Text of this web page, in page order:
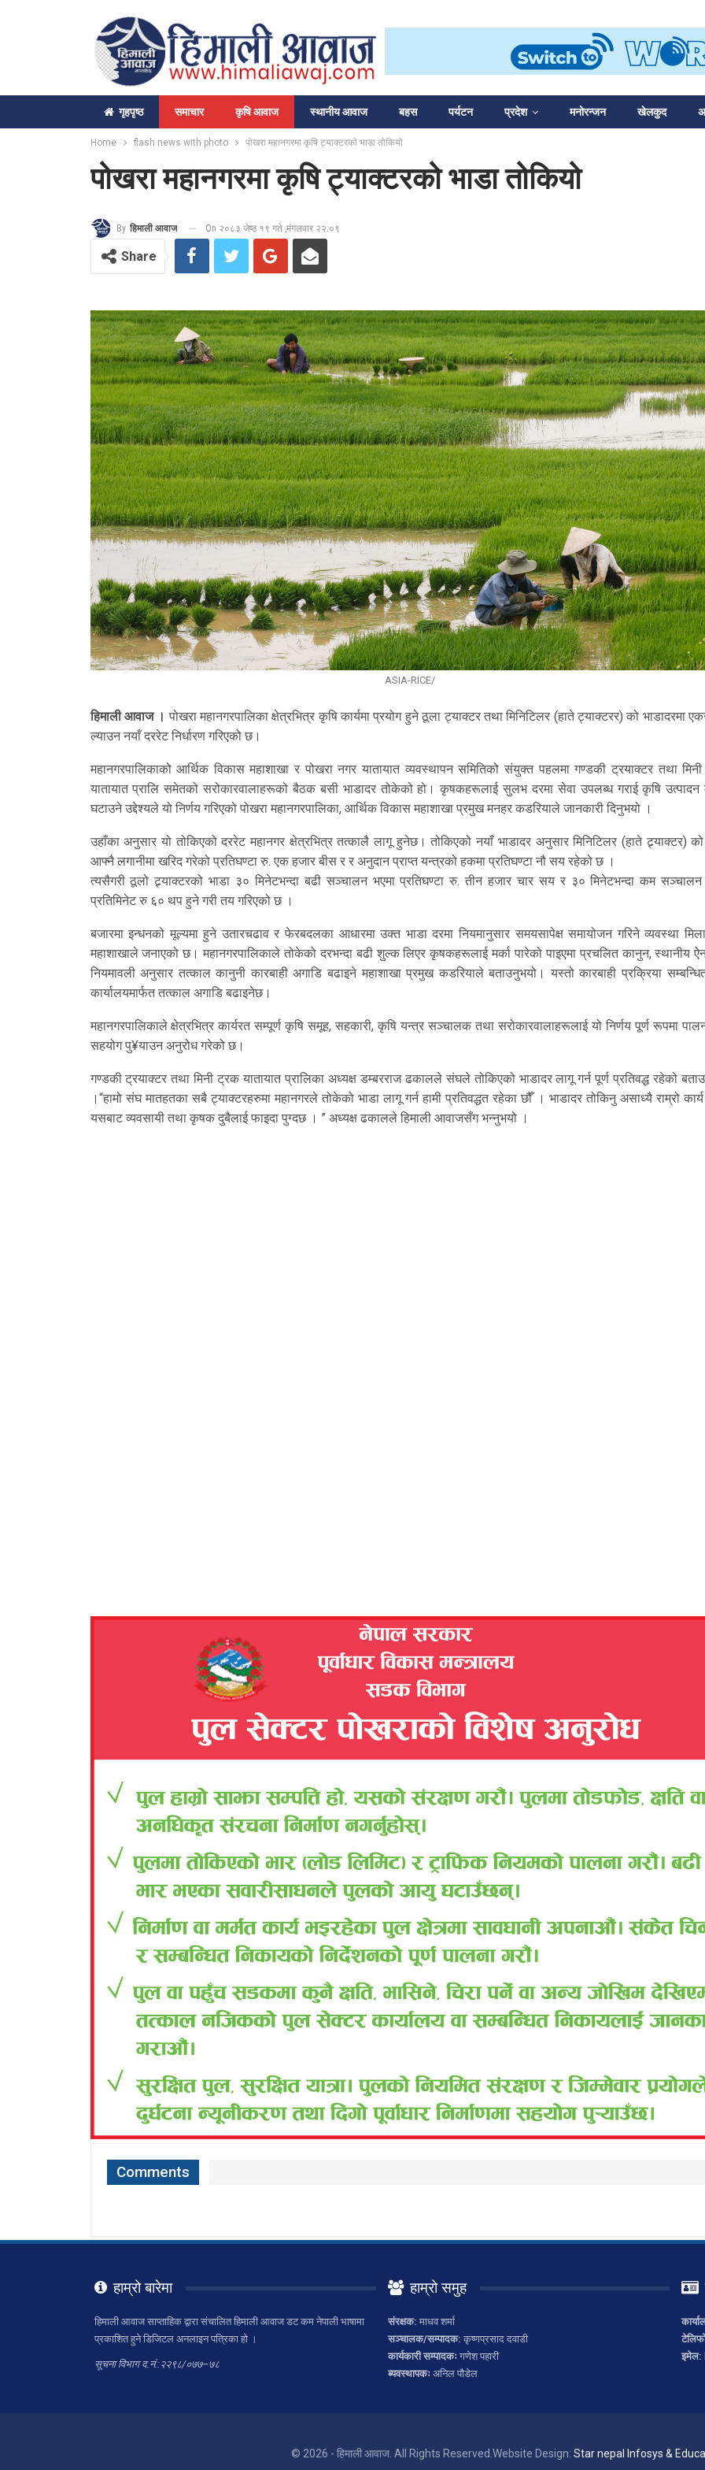
गृहपृष्‍ठ समाचार कृषि आवाज स्थानीय आवाज बहस पर्यटन प्रदेश मनोरन्जन खेलकुद
Home flash news with photo पोखरा महानगरमा कृषि ट्याक्टरको भाडा तोकियो
पोखरा महानगरमा कृषि ट्याक्टरको भाडा तोकियो
By हिमाली आवाज On २०८३ जेष्ठ १९ गते ,मंगलवार २२:०९
Share
ASIA-RICE/
हिमाली आवाज । पोखरा महानगरपालिका क्षेत्रभित्र कृषि कार्यमा प्रयोग हुने ठूला ट्याक्टर तथा मिनिटिलर (हाते ट्याक्टरर) को भाडादरमा
ल्याउन नयाँ दररेट निर्धारण गरिएको छ।
महानगरपालिकाको आर्थिक विकास महाशाखा र पोखरा नगर यातायात व्यवस्थापन समितिको संयुक्त पहलमा गण्डकी ट्रयाक्टर तथा
यातायात प्रालि समेतको सरोकारवालाहरूको बैठक बसी भाडादर तोकेको हो। कृषकहरूलाई सुलभ दरमा सेवा उपलब्ध गराई कृषि उत्पादन
घटाउने उद्देश्यले यो निर्णय गरिएको पोखरा महानगरपालिका, आर्थिक विकास महाशाखा प्रमुख मनहर कडरियाले जानकारी दिनुभयो ।
उहाँका अनुसार यो तोकिएको दररेट महानगर क्षेत्रभित्र तत्कालै लागू हुनेछ। तोकिएको नयाँ भाडादर अनुसार मिनिटिलर (हाते ट्र्याक्टर) को
आफ्नै लगानीमा खरिद गरेको प्रतिघण्टा रु. एक हजार बीस र र अनुदान प्राप्त यन्त्रको हकमा प्रतिघण्टा नौ सय रहेको छ ।
त्यसैगरी ठूलो ट्र्याक्टरको भाडा ३० मिनेटभन्दा बढी सञ्चालन भएमा प्रतिघण्टा रु. तीन हजार चार सय र ३० मिनेटभन्दा कम सञ्चालन
प्रतिमिनेट रु ६० थप हुने गरी तय गरिएको छ ।
बजारमा इन्धनको मूल्यमा हुने उतारचढाव र फेरबदलका आधारमा उक्त भाडा दरमा नियमानुसार समयसापेक्ष समायोजन गरिने व्यवस्था
महाशाखाले जनाएको छ। महानगरपालिकाले तोकेको दरभन्दा बढी शुल्क लिएर कृषकहरूलाई मर्का पारेको पाइएमा प्रचलित कानुन, स्थानीय
नियमावली अनुसार तत्काल कानुनी कारबाही अगाडि बढाइने महाशाखा प्रमुख कडरियाले बताउनुभयो। यस्तो कारबाही प्रक्रिया
कार्यालयमार्फत तत्काल अगाडि बढाइनेछ।
महानगरपालिकाले क्षेत्रभित्र कार्यरत सम्पूर्ण कृषि समूह, सहकारी, कृषि यन्त्र सञ्चालक तथा सरोकारवालाहरूलाई यो निर्णय पूर्ण रूपमा
सहयोग पु¥याउन अनुरोध गरेको छ।
गण्डकी ट्रयाक्टर तथा मिनी ट्रक यातायात प्रालिका अध्यक्ष डम्बरराज ढकालले संघले तोकिएको भाडादर लागू गर्न पूर्ण प्रतिवद्ध रहेको
।“हामो संघ मातहतका सबै ट्याक्टरहरुमा महानगरले तोकेको भाडा लागू गर्न हामी प्रतिवद्धत रहेका छौँ । भाडादर तोकिनु असाध्यै राम्रो
यसबाट व्यवसायी तथा कृषक दुबैलाई फाइदा पुग्दछ । ” अध्यक्ष ढकालले हिमाली आवाजसँग भन्नुभयो ।
Comments
हाम्रो बारेमा
हिमाली आवाज साप्ताहिक द्वारा संचालित हिमाली आवाज डट कम नेपाली भाषामा
प्रकाशित हुने डिजिटल अनलाइन पत्रिका हो ।
सूचना विभाग द.नं.:२२९८/०७७–७८
हाम्रो समुह
संरक्षक: माधव शर्मा
सञ्चालक/सम्पादक: कृष्णप्रसाद दवाडी
कार्यकारी सम्पादकःगणेश पहारी
ब्यवस्थापकःअनिल पौडेल
इमेल:
© 2026 - हिमाली आवाज. All Rights Reserved.Website Design: Star nepal Infosys &